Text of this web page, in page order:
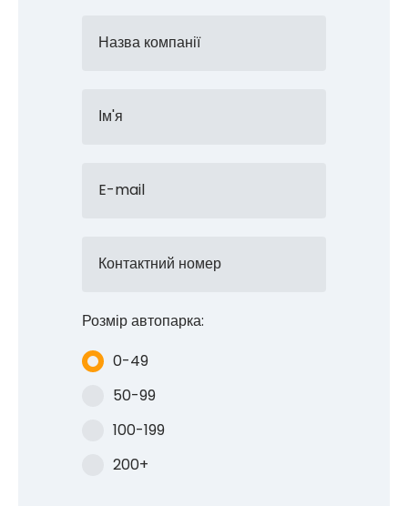
Назва компанії
Ім'я
E-mail
Контактний номер
Розмір автопарка:
0-49
50-99
100-199
200+